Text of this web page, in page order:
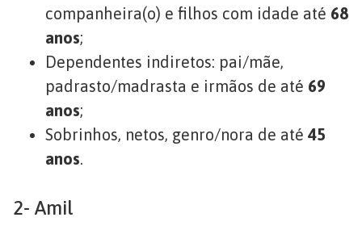
companheira(o) e filhos com idade até 68
anos;
Dependentes indiretos: pai/mãe,
padrasto/madrasta e irmãos de até 69
anos;
Sobrinhos, netos, genro/nora de até 45
anos.
2- Amil